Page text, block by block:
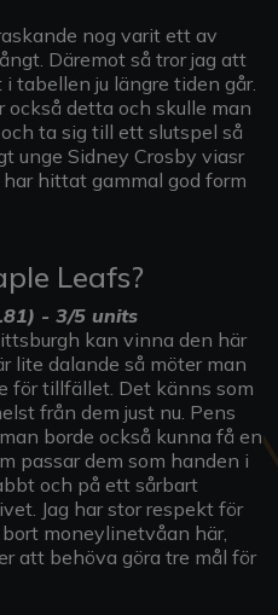
nog varit ett av
Däremot så tror jag att
tabellen ju längre tiden går.
detta och skulle man
ta sig till ett slutspel så
unge Sidney Crosby viasr
hittat gammal god form
Leafs?
- 3/5 units
kan vinna den här
lite dalande så möter man
för tillfället. Det känns som
från dem just nu. Pens
borde också kunna få en
passar dem som handen i
och på ett sårbart
Jag har stor respekt för
moneylinetvåan här,
att behöva göra tre mål för